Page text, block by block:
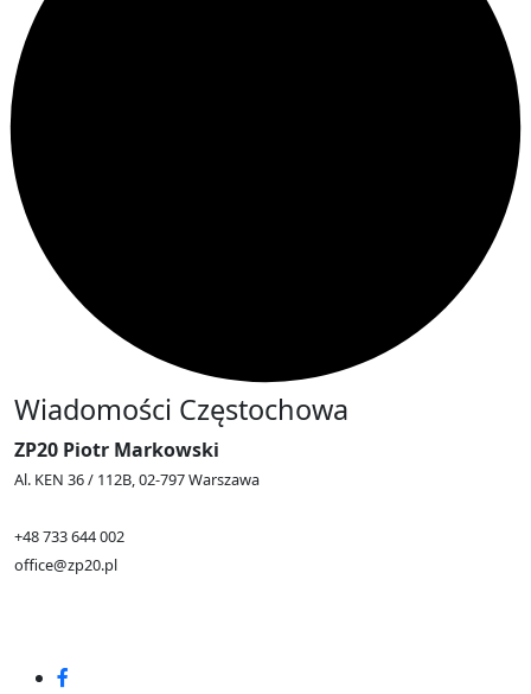
Wiadomości Częstochowa
ZP20 Piotr Markowski
Al. KEN 36 / 112B, 02-797 Warszawa
+48 733 644 002
office@zp20.pl